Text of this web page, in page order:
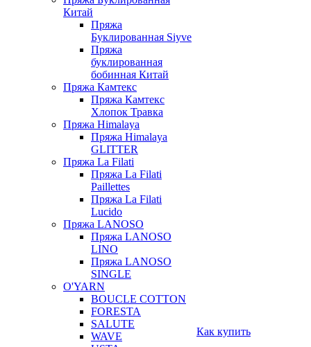
Китай
Пряжа
Буклированная Siyve
Пряжа
буклированная
бобинная Китай
Пряжа Камтекс
Пряжа Камтекс
Хлопок Травка
Пряжа Himalaya
Пряжа Himalaya
GLITTER
Пряжа La Filati
Пряжа La Filati
Paillettes
Пряжа La Filati
Lucido
Пряжа LANOSO
Пряжа LANOSO
LINO
Пряжа LANOSO
SINGLE
O'YARN
BOUCLE COTTON
FORESTA
SALUTE
WAVE
Как купить